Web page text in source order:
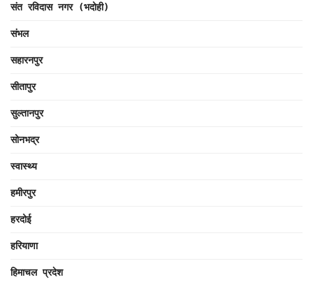
संत रविदास नगर (भदोही)
संभल
सहारनपुर
सीतापुर
सुल्तानपुर
सोनभद्र
स्वास्थ्य
हमीरपुर
हरदोई
हरियाणा
हिमाचल प्रदेश